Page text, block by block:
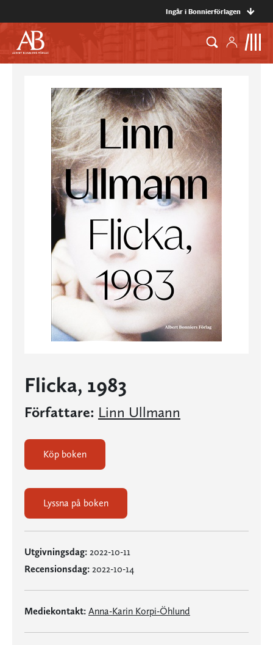
Ingår i Bonnierförlagen
Flicka, 1983
Författare: Linn Ullmann
Köp boken
Lyssna på boken
Utgivningsdag: 2022-10-11
Recensionsdag: 2022-10-14
Mediekontakt: Anna-Karin Korpi-Öhlund